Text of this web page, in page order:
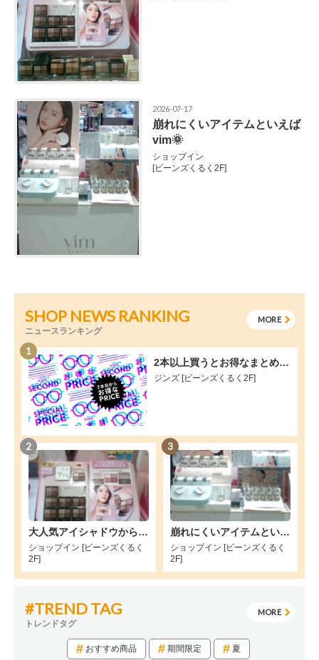
2026-07-17
崩れにくいアイテムといえば
vim🌞
ショップイン
[ビーンズくるく2F]
SHOP NEWS RANKING
ニュースランキング
MORE
1
2本以上買うとお得なまとめ買いキャンペーン実施！
ジンズ [ビーンズくるく2F]
2
大人気アイシャドウから新色でました✨
ショップイン [ビーンズくるく
2F]
3
崩れにくいアイテムといえばvim🌞
ショップイン [ビーンズくるく
2F]
#TREND TAG
トレンドタグ
MORE
おすすめ商品 期間限定 夏